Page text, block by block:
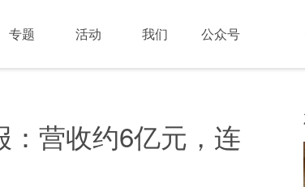
专题 活动 我们 公众号
营收约6亿元，连